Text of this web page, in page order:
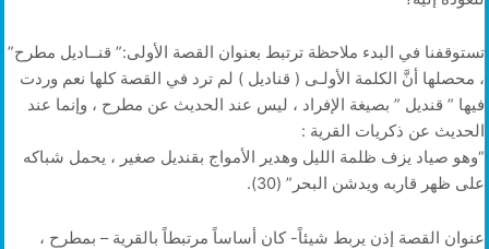
تستوقفنا في البدء ملاحظة ترتبط بعنوان القصة الأولى:” قنــاديل مطرح”
، محصلها أنَّ الكلمة الأولـى ( قناديل ) لم ترد في القصة كلها نعم وردت
فيها ” قنديل ” بصيغة الإفراد ، ليس عند الحديث عن مطرح ، وإنما عند
الحديث عن ذكريات القرية :
“وهو صياد يزف ظلمة الليل وهدير الأمواج بقنديل صغير ، يحمل شباكه
على ظهر قاربه ويدشن البحر” (30).
عنوان القصة إذن يربط شيئاً- كان أساساً مرتبطاً بالقرية – بمطرح ،